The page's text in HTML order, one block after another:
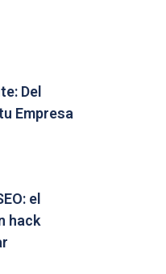
Del
Empresa
el
hack